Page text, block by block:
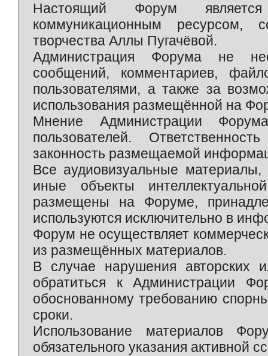
Настоящий Форум является
коммуникационным ресурсом,
творчества Аллы Пугачёвой.
Администрация Форума не
сообщений, комментариев,
пользователями, а также за
использования размещённой на
Мнение Администрации
пользователей.
законность размещаемой
Все аудиовизуальные
иные объекты
размещены на Форуме,
используются исключительно в
Форум не осуществляет
из размещённых материалов.
В случае нарушения авторских
обратиться к Администрации
обоснованному требованию
сроки.
Использование материалов
обязательного указания активной